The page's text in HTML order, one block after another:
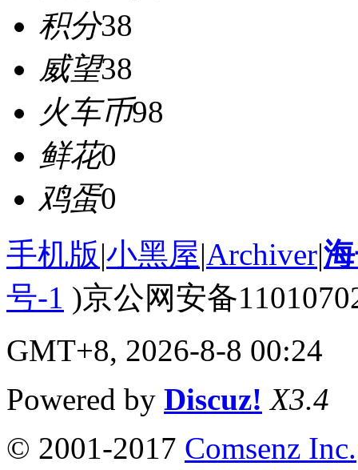
积分38
威望38
火车币98
鲜花0
鸡蛋0
手机版|小黑屋|Archiver|
号-1 )京公网安备
GMT+8, 2026-8-8 00:24
Powered by Discuz! X3.4
© 2001-2017 Comsenz Inc.